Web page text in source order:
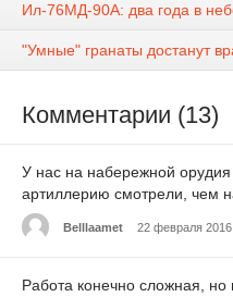
Ил-76МД-90А: два года в
"Умные" гранаты достанут
Комментарии (13)
У нас на набережной
артиллерию смотрели, чем
Belllaamet 22 февраля
Работа конечно сложная,